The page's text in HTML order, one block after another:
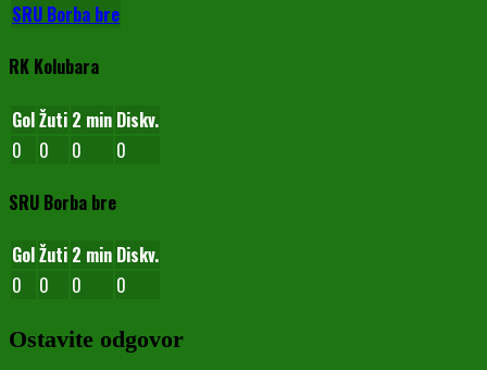
SRU Borba bre
RK Kolubara
GolŽuti 2 min Diskv.
0
0 0 0
SRU Borba bre
GolŽuti 2 min Diskv.
0
0 0 0
Ostavite odgovor